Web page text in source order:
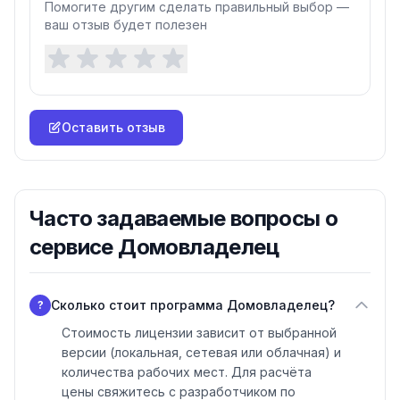
бесплатной технической поддержки. Специалисты
помогают с установкой, настройкой и миграцией
данных из предыдущих программ. При переходе на
бесплатно.
Помогите другим сделать правильный выбор —
ваш отзыв будет полезен
Оставить отзыв
Часто задаваемые вопросы о
сервисе Домовладелец
?
Сколько стоит программа Домовладелец?
Стоимость лицензии зависит от выбранной
версии (локальная, сетевая или облачная) и
количества рабочих мест. Для расчёта
цены свяжитесь с разработчиком по